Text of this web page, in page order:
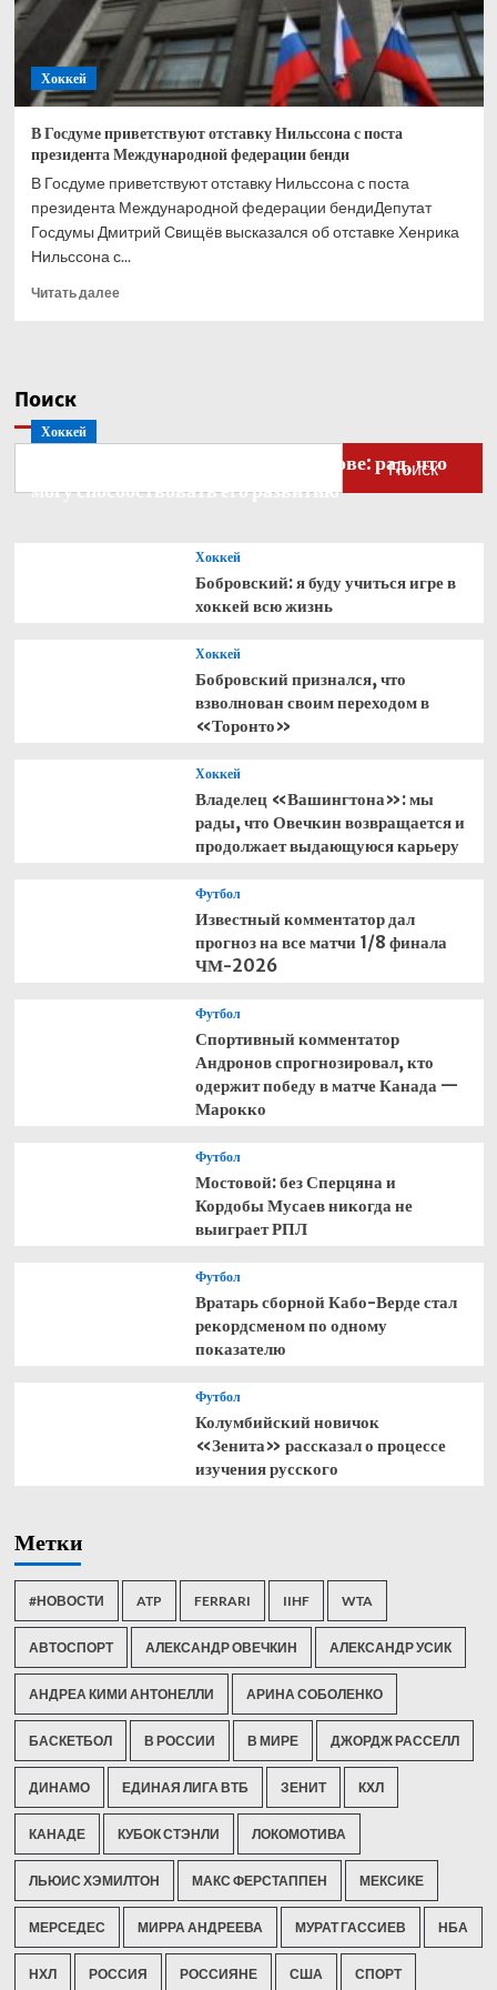
Хоккей
В Госдуме приветствуют отставку Нильссона с поста
президента Международной федерации бенди
В Госдуме приветствуют отставку Нильссона с поста
президента Международной федерации бендиДепутат
Госдумы Дмитрий Свищёв высказался об отставке Хенрика
Нильссона с...
Читать далееПрочитать
Поиск
Поиск
Хоккей
Бобровский — о голкипере Ахтямове: рад, что
могу способствовать его развитию
Хоккей
Бобровский: я буду учиться игре в
хоккей всю жизнь
Хоккей
Бобровский признался, что
взволнован своим переходом в
«Торонто»
Хоккей
Владелец «Вашингтона»: мы
рады, что Овечкин возвращается и
продолжает выдающуюся карьеру
Футбол
Известный комментатор дал
прогноз на все матчи 1/8 финала
ЧМ-2026
Футбол
Спортивный комментатор
Андронов спрогнозировал, кто
одержит победу в матче Канада —
Марокко
Футбол
Мостовой: без Сперцяна и
Кордобы Мусаев никогда не
выиграет РПЛ
Футбол
Вратарь сборной Кабо-Верде стал
рекордсменом по одному
показателю
Футбол
Колумбийский новичок
«Зенита» рассказал о процессе
изучения русского
Метки
#НОВОСТИ ATP FERRARI IIHF WTA
АВТОСПОРТ АЛЕКСАНДР ОВЕЧКИН АЛЕКСАНДР УСИК
АНДРЕА КИМИ АНТОНЕЛЛИ АРИНА СОБОЛЕНКО
БАСКЕТБОЛ В РОССИИ В МИРЕ ДЖОРДЖ РАССЕЛЛ
ДИНАМО ЕДИНАЯ ЛИГА ВТБ ЗЕНИТ КХЛ
КАНАДЕ КУБОК СТЭНЛИ ЛОКОМОТИВА
ЛЬЮИС ХЭМИЛТОН МАКС ФЕРСТАППЕН МЕКСИКЕ
МЕРСЕДЕС МИРРА АНДРЕЕВА МУРАТ ГАССИЕВ НБА
НХЛ РОССИЯ РОССИЯНЕ США СПОРТ